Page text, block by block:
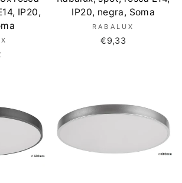
IP20,
IP20, negra, Soma
RABALUX
€9,33